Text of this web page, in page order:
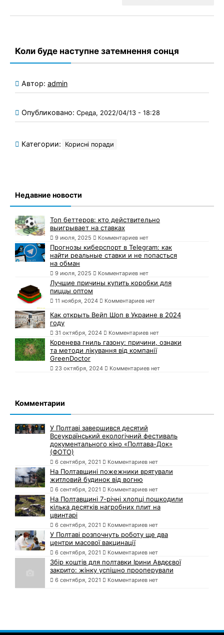
Коли буде наступне затемнення сонця
Автор: admin
Опубликовано: Среда, 2022/04/13 - 18:28
Категории: Корисні поради
Недавние новости
Топ беттеров: кто действительно
выигрывает на ставках
9 июля, 2025 Комментариев нет
Прогнозы киберспорт в Telegram: как
найти реальные ставки и не попасться
на обман
9 июля, 2025 Комментариев нет
Лучшие причины купить коробки для
пиццы оптом
11 ноября, 2024 Комментариев нет
Как открыть Вейп Шоп в Украине в 2024
году
31 октября, 2024 Комментариев нет
Коренева гниль газону: причини, ознаки
та методи лікування від компанії
GreenDoctor
23 октября, 2024 Комментариев нет
Комментарии
У Полтаві завершився десятий
Всеукраїнський екологічний фестиваль
документального кіно «Полтава-Док»
(ФОТО)
6 сентября, 2021 Комментариев нет
На Полтавщині пожежники врятували
житловий будинок від вогню
6 сентября, 2021 Комментариев нет
На Полтавщині 7-річні хлопці пошкодили
кілька десятків нагробних плит на
цвинтарі
6 сентября, 2021 Комментариев нет
У Полтаві розпочнуть роботу ще два
центри масової вакцинації
6 сентября, 2021 Комментариев нет
Збір коштів для полтавки Ірини Авдєєвої
закрито: жінку успішно прооперували
6 сентября, 2021 Комментариев нет